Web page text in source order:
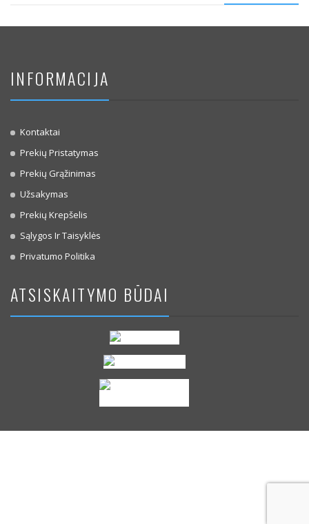
INFORMACIJA
Kontaktai
Prekių Pristatymas
Prekių Grąžinimas
Užsakymas
Prekių Krepšelis
Sąlygos Ir Taisyklės
Privatumo Politika
ATSISKAITYMO BŪDAI